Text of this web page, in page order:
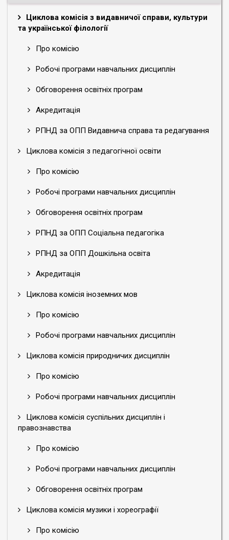
Циклова комісія з видавничої справи, культури
та української філології
Про комісію
Робочі програми навчальних дисциплін
Обговорення освітніх програм
Акредитація
РПНД за ОПП Видавнича справа та редагування
Циклова комісія з педагогічної освіти
Про комісію
Робочі програми навчальних дисциплін
Обговорення освітніх програм
РПНД за ОПП Соціальна педагогіка
РПНД за ОПП Дошкільна освіта
Акредитація
Циклова комісія іноземних мов
Про комісію
Робочі програми навчальних дисциплін
Циклова комісія природничих дисциплін
Про комісію
Робочі програми навчальних дисциплін
Циклова комісія суспільних дисциплін і
правознавства
Про комісію
Робочі програми навчальних дисциплін
Обговорення освітніх програм
Циклова комісія музики і хореографії
Про комісію